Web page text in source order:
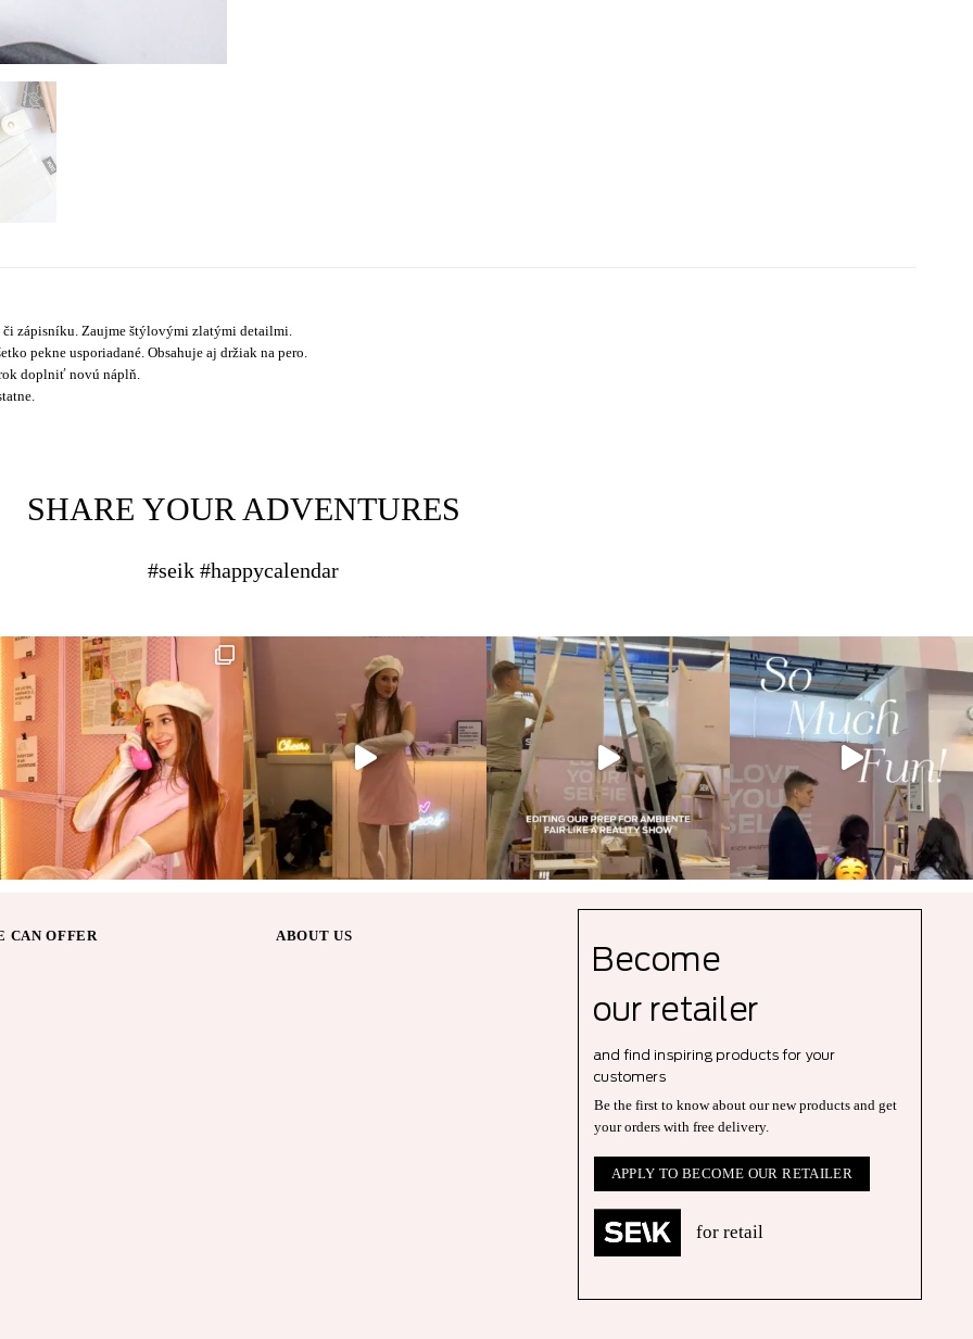
zápisníku. Zaujme štýlovými zlatými detailmi.
pekne usporiadané. Obsahuje aj držiak na pero.
doplniť novú náplň.
SHARE YOUR ADVENTURES
#seik #happycalendar
CAN OFFER ABOUT US
Become
our retailer
and find inspiring products for your
customers
Be the first to know about our new products and get
your orders with free delivery.
APPLY TO BECOME OUR RETAILER
for retail